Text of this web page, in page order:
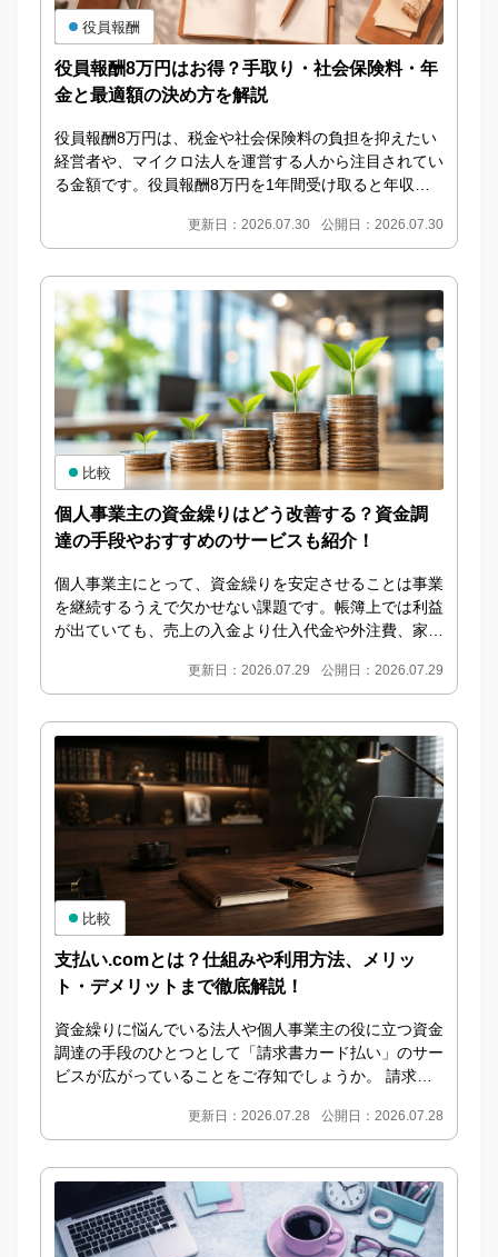
役員報酬8万円はお得？手取り・社会保険料・年
金と最適額の決め方を解説
役員報酬8万円は、税金や社会保険料の負担を抑えたい
経営者や、マイクロ法人を運営する人から注目されてい
る金額です。役員報酬8万円を1年間受け取ると年収は9
更新日：2026.07.30 公開日：2026.07.30
役員報酬
個人事業主の資金繰りはどう改善する？資金調
達の手段やおすすめのサービスも紹介！
個人事業主にとって、資金繰りを安定させることは事業
を継続するうえで欠かせない課題です。帳簿上では利益
が出ていても、売上の入金より仕入代金や外注費、家
更新日：2026.07.29 公開日：2026.07.29
比較
支払い.comとは？仕組みや利用方法、メリッ
ト・デメリットまで徹底解説！
資金繰りに悩んでいる法人や個人事業主の役に立つ資金
調達の手段のひとつとして「請求書カード払い」のサー
ビスが広がっていることをご存知でしょうか。 請求書
更新日：2026.07.28 公開日：2026.07.28
比較